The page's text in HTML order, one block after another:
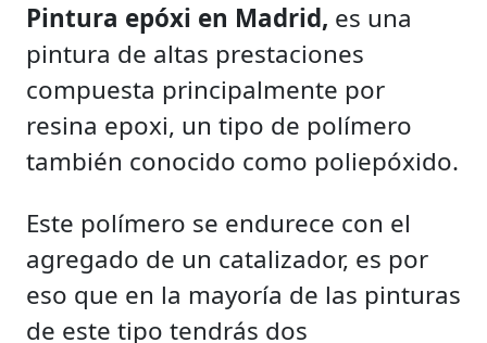
Pintura epóxi en Madrid, es una
pintura de altas prestaciones
compuesta principalmente por
resina epoxi, un tipo de polímero
también conocido como poliepóxido.
Este polímero se endurece con el
agregado de un catalizador, es por
eso que en la mayoría de las pinturas
de este tipo tendrás dos